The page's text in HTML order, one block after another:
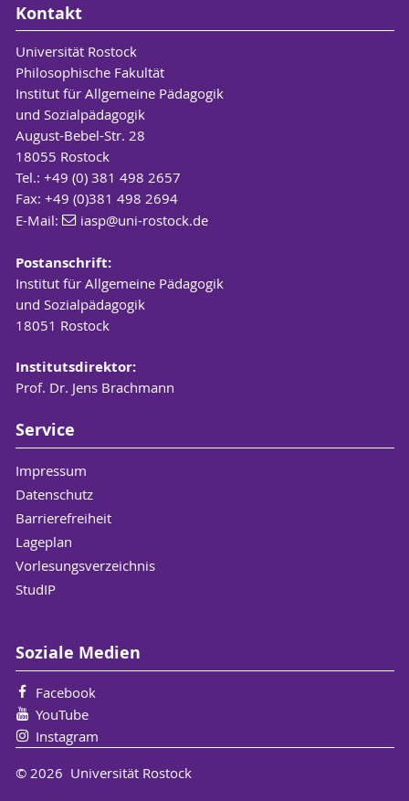
Kontakt
Universität Rostock
Philosophische Fakultät
Institut für Allgemeine Pädagogik
und Sozialpädagogik
August-Bebel-Str. 28
18055 Rostock
Tel.: +49 (0) 381 498 2657
Fax: +49 (0)381 498 2694
E-Mail:
iasp@uni-rostock.de
Postanschrift:
Institut für Allgemeine Pädagogik
und Sozialpädagogik
18051 Rostock
Institutsdirektor:
Prof. Dr. Jens Brachmann
Service
Impressum
Datenschutz
Barrierefreiheit
Lageplan
Vorlesungsverzeichnis
StudIP
Soziale Medien
Facebook
YouTube
Instagram
© 2026 Universität Rostock